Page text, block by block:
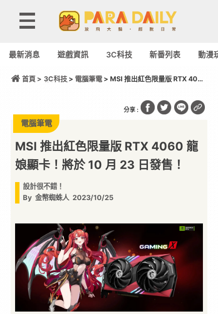
最新消息 遊戲資訊 3C科技 新番列表 動漫
首頁 > 3C科技> 電腦筆電> MSI 推出紅色限量版 RTX 4060
分享 :
電腦筆電
MSI 推出紅色限量版 RTX 4060 龍
娘顯卡！將於 10 月 23 日發售！
設計很不錯！
By 金幣蜘蛛人 2023/10/25